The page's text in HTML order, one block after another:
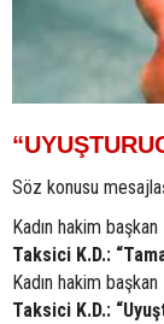
Söz konusu
Kadın hakim
Taksici K.D.:
Kadın hakim başkan
Taksici K.D.: